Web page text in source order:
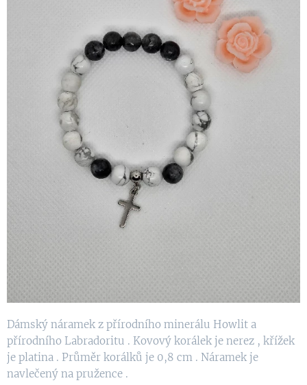
Dámský náramek z přírodního minerálu Howlit a
přírodního Labradoritu . Kovový korálek je nerez , křížek
je platina . Průměr korálků je 0,8 cm . Náramek je
navlečený na pružence .